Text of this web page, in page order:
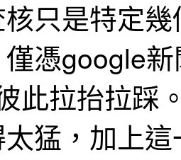
只是特定
憑google
此拉抬拉踩
猛，加上